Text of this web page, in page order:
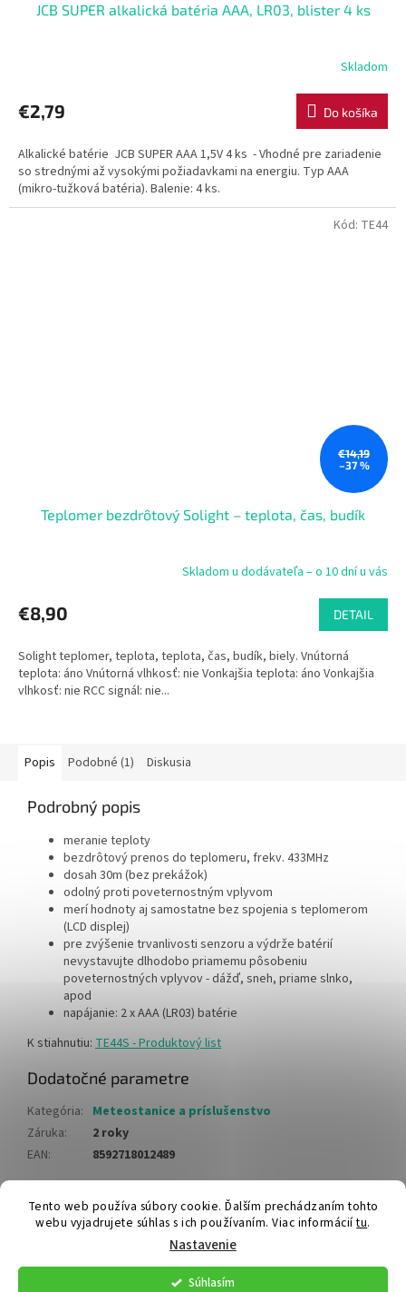
Tento web používa súbory cookie. Ďalším prechádzaním tohto
webu vyjadrujete súhlas s ich používaním. Viac informáciítu.
Nastavenie
Súhlasím
JCB SUPER alkalická batéria AAA, LR03, blister 4 ks
Skladom
€2,79 Do košíka
Alkalické batérie JCB SUPER AAA 1,5V 4 ks - Vhodné pre zariadenie
so strednými až vysokými požiadavkami na energiu. Typ AAA
(mikro-tužková batéria). Balenie: 4 ks.
€14,19
–37 %
Teplomer bezdrôtový Solight – teplota, čas, budík
Skladom u dodávateľa – o 10 dní u vás
€8,90 DETAIL
Solight teplomer, teplota, teplota, čas, budík, biely. Vnútorná
teplota: áno Vnútorná vlhkosť: nie Vonkajšia teplota: áno Vonkajšia
vlhkosť: nie RCC signál: nie...
Kód: TE44
Popis Podobné (1) Diskusia
Podrobný popis
meranie teploty
bezdrôtový prenos do teplomeru, frekv. 433MHz
dosah 30m (bez prekážok)
odolný proti poveternostným vplyvom
merí hodnoty aj samostatne bez spojenia s teplomerom
(LCD displej)
pre zvýšenie trvanlivosti senzoru a výdrže batérií
nevystavujte dlhodobo priamemu pôsobeniu
poveternostných vplyvov - dážď, sneh, priame slnko,
apod
napájanie: 2 x AAA (LR03) batérie
K stiahnutiu: TE44S - Produktový list
Dodatočné parametre
Kategória: Meteostanice a príslušenstvo
Záruka:
2 roky
EAN: 8592718012489
Vytvoril Shoptet